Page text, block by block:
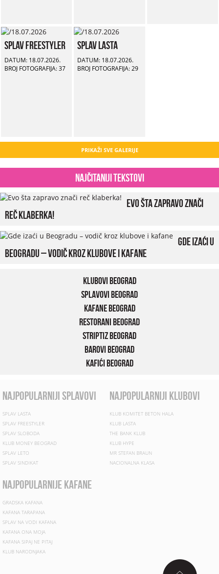
Splav Freestyler
DATUM: 18.07.2026.
BROJ FOTOGRAFIJA: 37
Splav Lasta
DATUM: 18.07.2026.
BROJ FOTOGRAFIJA: 29
PRIKAŽI SVE GALERIJE
Najčitaniji tekstovi
Evo šta zapravo znači
reč klaberka!
Gde izaći u
Beogradu – vodič kroz klubove i kafane
Klubovi Beograd
Splavovi Beograd
Kafane Beograd
Restorani Beograd
Striptiz Beograd
Barovi Beograd
Kafići Beograd
najpopularniji splavovi
SPLAV LASTA
SPLAV FREESTYLER
SPLAV SLOBODA
KLUB MONEY BEOGRAD
SPLAV LETO
SPLAV SINDIKAT
najpopularniji klubovi
KLUB KOMITET BETON HALA
KLUB LASTA
THE BANK KLUB
KLUB HYPE
MR STEFAN BRAUN
NACIONALNA KLASA
najpopularnije kafane
GRADSKA KAFANA
KAFANA TARAPANA
SPLAV NA VODI KAFANA
KAFANA ONA MOJA
KAFANA SIPAJ NE PITAJ
KLUB NARODNJAKA